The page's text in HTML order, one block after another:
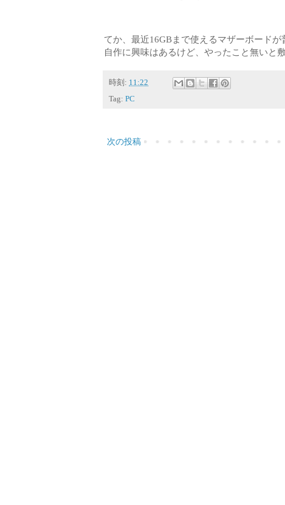
てか、最近16GBまで使えるマザーボードが
自作に興味はあるけど、やったこと無いと
時刻: 11:22
Tag: PC
次の投稿